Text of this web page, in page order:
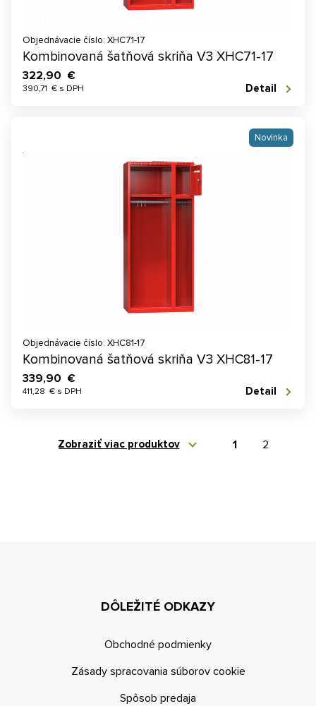
Objednávacie číslo: XHC71-17
Kombinovaná šatňová skriňa V3 XHC71-17
322,90 €
390,71 € s DPH Detail
Novinka
Objednávacie číslo: XHC81-17
Kombinovaná šatňová skriňa V3 XHC81-17
339,90 €
411,28 € s DPH Detail
Zobraziť viac produktov 1 2
DÔLEŽITÉ ODKAZY
Obchodné podmienky
Zásady spracovania súborov cookie
Spôsob predaja